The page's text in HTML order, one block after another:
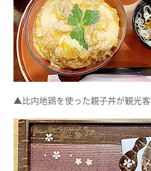
▲比内地鶏を使った親子丼が観光